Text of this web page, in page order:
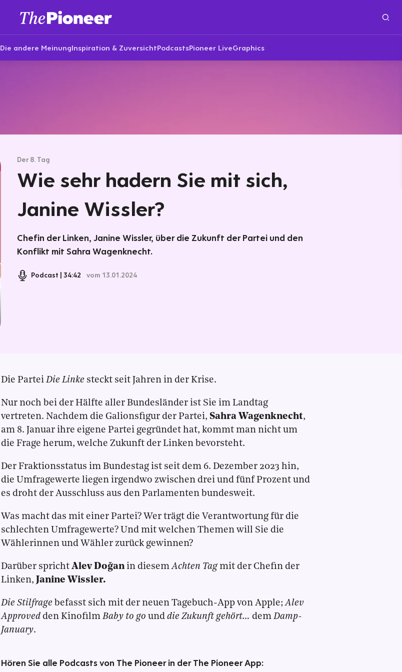
Die andere MeinungInspiration & ZuversichtPodcastsPioneer LiveGraphics
Der 8. Tag
Wie sehr hadern Sie mit sich,
Janine Wissler?
Chefin der Linken, Janine Wissler, über die Zukunft der Partei und den
Konflikt mit Sahra Wagenknecht.
Podcast 34:42 vom 13.01.2024
Die Partei Die Linke steckt seit Jahren in der Krise.
Nur noch bei der Hälfte aller Bundesländer ist Sie im Landtag
vertreten. Nachdem die Galionsfigur der Partei, Sahra Wagenknecht,
am 8. Januar ihre eigene Partei gegründet hat, kommt man nicht um
die Frage herum, welche Zukunft der Linken bevorsteht.
Der Fraktionsstatus im Bundestag ist seit dem 6. Dezember 2023 hin,
die Umfragewerte liegen irgendwo zwischen drei und fünf Prozent und
es droht der Ausschluss aus den Parlamenten bundesweit.
Was macht das mit einer Partei? Wer trägt die Verantwortung für die
schlechten Umfragewerte? Und mit welchen Themen will Sie die
Wählerinnen und Wähler zurück gewinnen?
Darüber spricht Alev Doğanin diesemAchten Tag mit der Chefin der
Linken, Janine Wissler.
Die Stilfrage befasst sich mit der neuen Tagebuch-App von Apple;Alev
Approved den Kinofilm Baby to go und die Zukunft gehört… dem Damp-
January.
Hören Sie alle Podcasts von The Pioneer in der The Pioneer App: